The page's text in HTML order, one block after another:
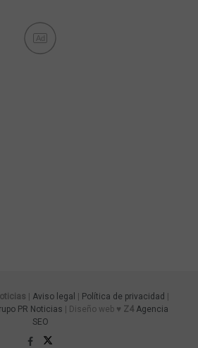
Ad
| Aviso legal | Política de privacidad |
PR Noticias | Diseño web ♥ Z4 Agencia
SEO